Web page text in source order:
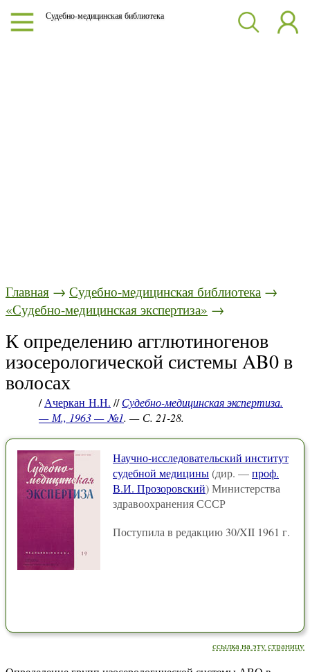
Судебно-медицинская библиотека
Главная → Судебно-медицинская библиотека →
«Судебно-медицинская экспертиза» →
К определению агглютиногенов
изосерологической системы AB0 в
волосах
/Ачеркан Н.Н. //Судебно-медицинская экспертиза.
— М., 1963 — №1. — С. 21-28.
Научно-исследовательский институт
судебной медицины(дир. —проф.
В.И. Прозоровский) Министерства
здравоохранения СССР
Поступила в редакцию 30/XII 1961 г.
ссылка на эту страницу